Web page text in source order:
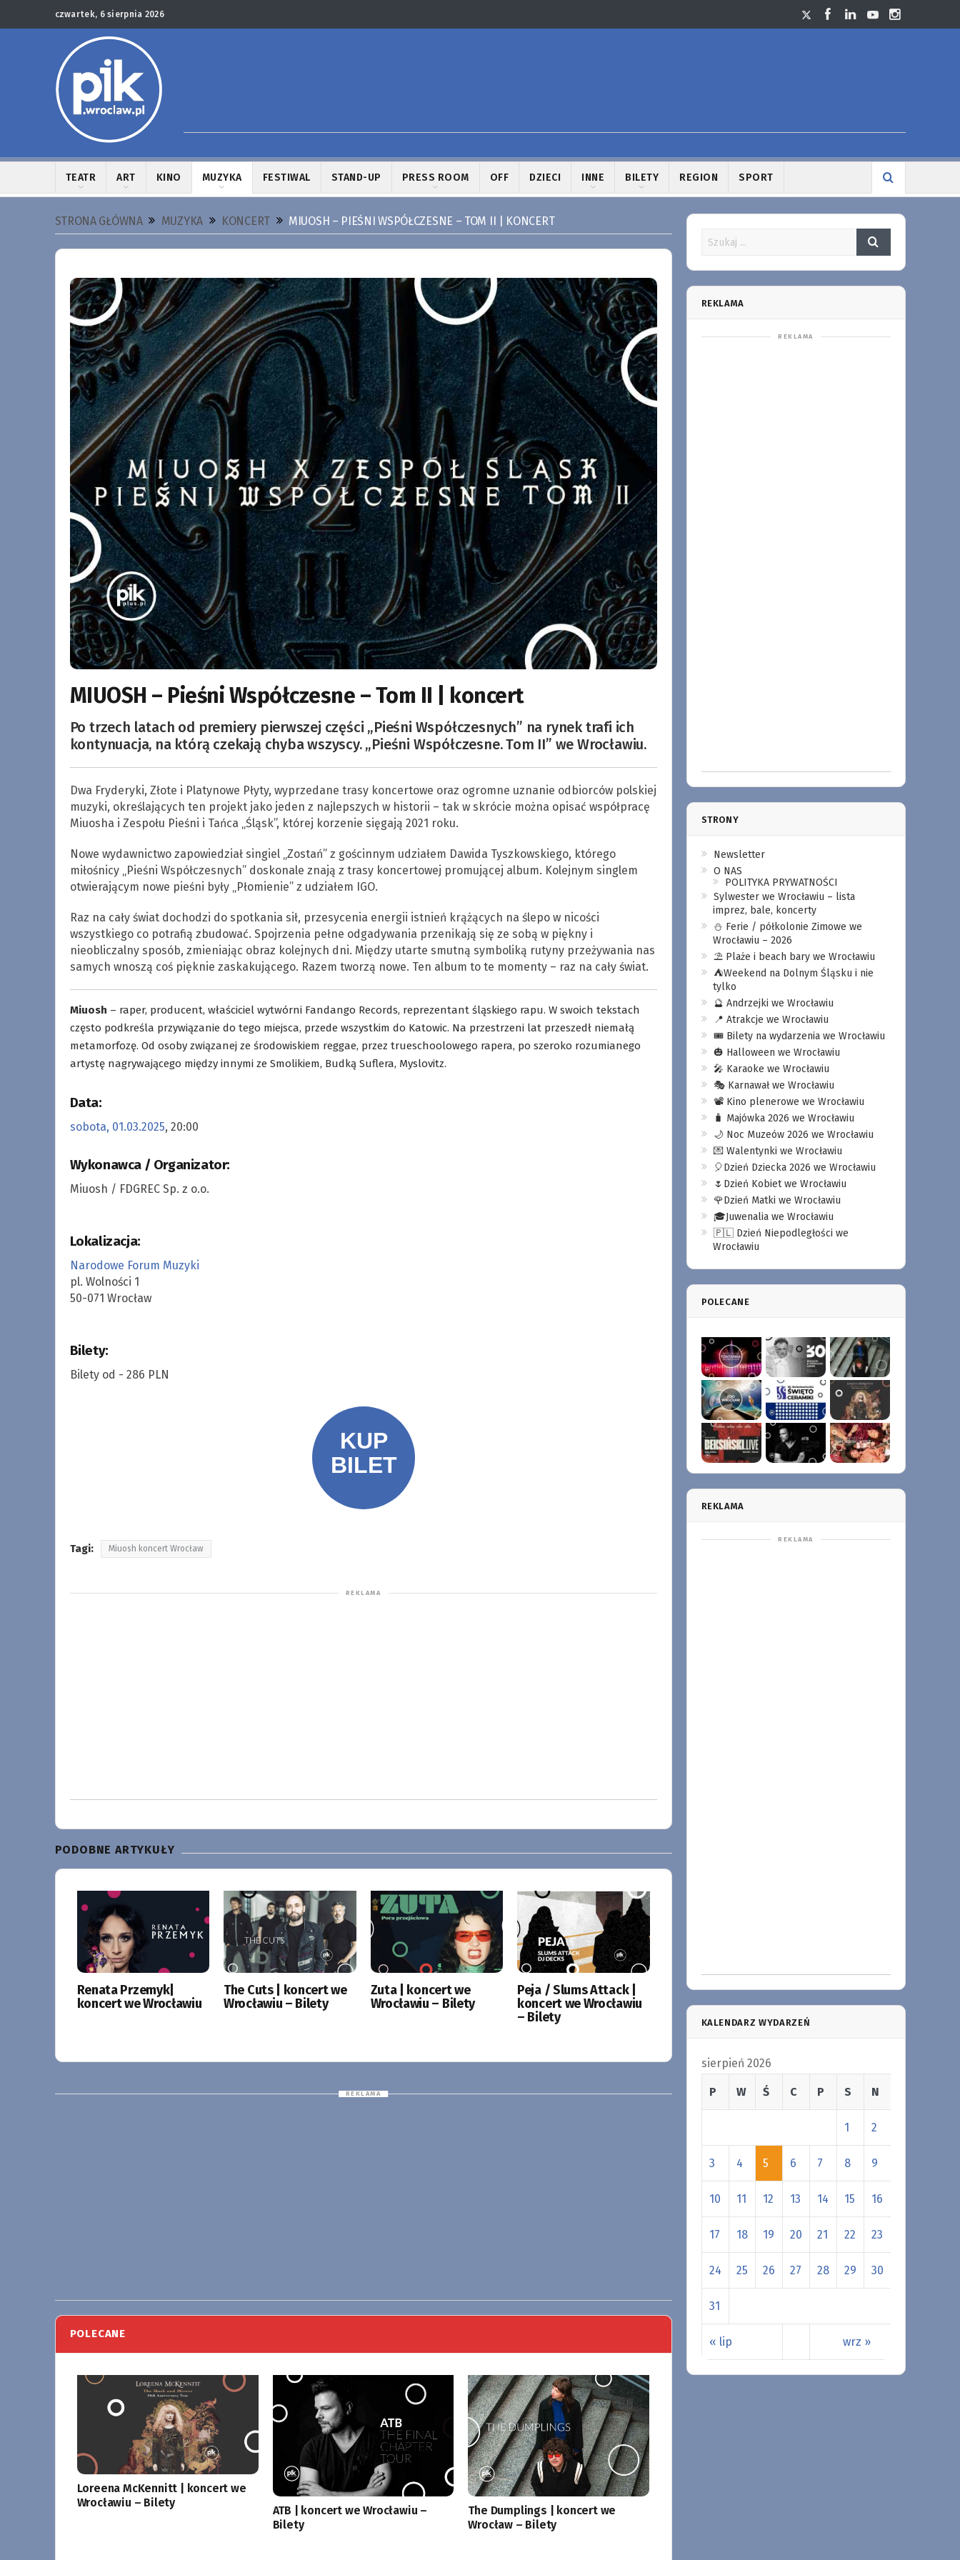
czwartek, 6 sierpnia 2026
TEATR ART KINO MUZYKA FESTIWAL STAND-UP PRESS ROOM OFF DZIECI INNE BILETY REGION SPORT
STRONA GŁÓWNA MUZYKA KONCERT MIUOSH – PIEŚNI WSPÓŁCZESNE – TOM II | KONCERT
MIUOSH – Pieśni Współczesne – Tom II | koncert
Po trzech latach od premiery pierwszej części „Pieśni Współczesnych” na rynek trafi ich
kontynuacja, na którą czekają chyba wszyscy. „Pieśni Współczesne. Tom II” we Wrocławiu.
Dwa Fryderyki, Złote i Platynowe Płyty, wyprzedane trasy koncertowe oraz ogromne uznanie odbiorców polskiej
muzyki, określających ten projekt jako jeden z najlepszych w historii – tak w skrócie można opisać współpracę
Miuosha i Zespołu Pieśni i Tańca „Śląsk”, której korzenie sięgają 2021 roku.
Nowe wydawnictwo zapowiedział singiel „Zostań” z gościnnym udziałem Dawida Tyszkowskiego, którego
miłośnicy „Pieśni Współczesnych” doskonale znają z trasy koncertowej promującej album. Kolejnym singlem
otwierającym nowe pieśni były „Płomienie” z udziałem IGO.
Raz na cały świat dochodzi do spotkania sił, przesycenia energii istnień krążących na ślepo w nicości
wszystkiego co potrafią zbudować. Spojrzenia pełne odgadywania przenikają się ze sobą w piękny i
nieobliczalny sposób, zmieniając obraz kolejnych dni. Między utarte smutną symboliką rutyny przeżywania nas
samych wnoszą coś pięknie zaskakującego. Razem tworzą nowe. Ten album to te momenty – raz na cały świat.
Miuosh – raper, producent, właściciel wytwórni Fandango Records, reprezentant śląskiego rapu. W swoich tekstach
często podkreśla przywiązanie do tego miejsca, przede wszystkim do Katowic. Na przestrzeni lat przeszedł niemałą
metamorfozę. Od osoby związanej ze środowiskiem reggae, przez trueschoolowego rapera, po szeroko rozumianego
artystę nagrywającego między innymi ze Smolikiem, Budką Suflera, Myslovitz.
Data:
sobota, 01.03.2025, 20:00
Wykonawca / Organizator:
Miuosh / FDGREC Sp. z o.o.
Lokalizacja:
Narodowe Forum Muzyki
pl. Wolności 1
50-071 Wrocław
Bilety:
Bilety od - 286 PLN
Tagi: Miuosh koncert Wrocław
PODOBNE ARTYKUŁY
Renata Przemyk|
koncert we Wrocławiu
The Cuts | koncert we
Wrocławiu – Bilety
Zuta | koncert we
Wrocławiu – Bilety
Peja / Slums Attack |
koncert we Wrocławiu
– Bilety
POLECANE
Loreena McKennitt | koncert we
Wrocławiu – Bilety
ATB | koncert we Wrocławiu –
Bilety
The Dumplings | koncert we
Wrocław – Bilety
REKLAMA
STRONY
Newsletter
O NAS
POLITYKA PRYWATNOŚCI
Sylwester we Wrocławiu – lista
imprez, bale, koncerty
⛄️ Ferie / półkolonie Zimowe we
Wrocławiu – 2026
⛱️ Plaże i beach bary we Wrocławiu
⛺️Weekend na Dolnym Śląsku i nie
tylko
🔮 Andrzejki we Wrocławiu
📍 Atrakcje we Wrocławiu
🎟️ Bilety na wydarzenia we Wrocławiu
🎃 Halloween we Wrocławiu
🎤 Karaoke we Wrocławiu
🎭 Karnawał we Wrocławiu
📽️ Kino plenerowe we Wrocławiu
🧳 Majówka 2026 we Wrocławiu
🌙 Noc Muzeów 2026 we Wrocławiu
💌 Walentynki we Wrocławiu
🎈Dzień Dziecka 2026 we Wrocławiu
🌷Dzień Kobiet we Wrocławiu
🌹Dzień Matki we Wrocławiu
🎓Juwenalia we Wrocławiu
🇵🇱 Dzień Niepodległości we
Wrocławiu
POLECANE
REKLAMA
KALENDARZ WYDARZEŃ
sierpień 2026
P W Ś C P S N
« lip wrz »
1 2
3 4 5 6 7 8 9
10 11 12 13 14 15 16
17 18 19 20 21 22 23
24 25 26 27 28 29 30
31